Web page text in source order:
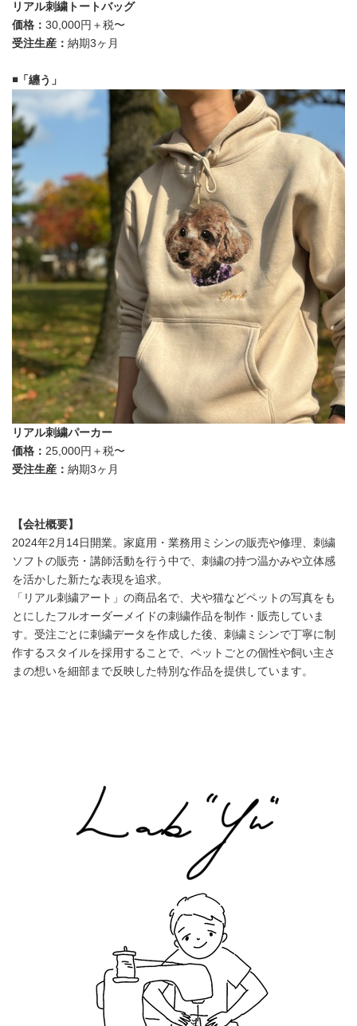
リアル刺繍トートバッグ
価格： 30,000円＋税〜
受注生産： 納期3ヶ月
◾️「纏う」
リアル刺繍パーカー
価格： 25,000円＋税〜
受注生産： 納期3ヶ月
【会社概要】
2024年2月14日開業。家庭用・業務用ミシンの販売や修理、刺繍
ソフトの販売・講師活動を行う中で、刺繍の持つ温かみや立体感
を活かした新たな表現を追求。
「リアル刺繍アート」の商品名で、犬や猫などペットの写真をも
とにしたフルオーダーメイドの刺繍作品を制作・販売していま
す。受注ごとに刺繍データを作成した後、刺繍ミシンで丁寧に制
作するスタイルを採用することで、ペットごとの個性や飼い主さ
まの想いを細部まで反映した特別な作品を提供しています。